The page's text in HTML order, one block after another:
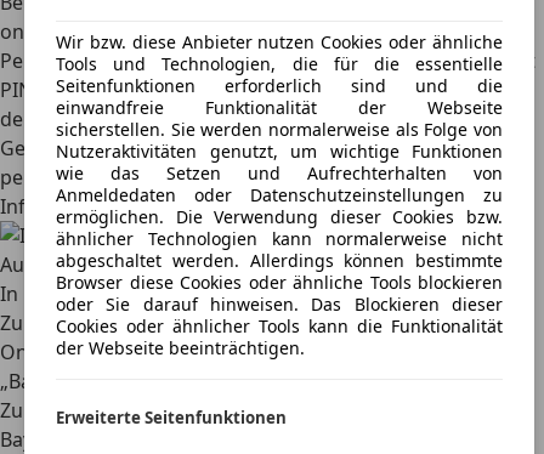
Wir bzw. diese Anbieter nutzen Cookies oder ähnliche
Tools und Technologien, die für die essentielle
Seitenfunktionen erforderlich sind und die
einwandfreie Funktionalität der Webseite
sicherstellen. Sie werden normalerweise als Folge von
Nutzeraktivitäten genutzt, um wichtige Funktionen
wie das Setzen und Aufrechterhalten von
Anmeldedaten oder Datenschutzeinstellungen zu
ermöglichen. Die Verwendung dieser Cookies bzw.
ähnlicher Technologien kann normalerweise nicht
abgeschaltet werden. Allerdings können bestimmte
Browser diese Cookies oder ähnliche Tools blockieren
oder Sie darauf hinweisen. Das Blockieren dieser
Cookies oder ähnlicher Tools kann die Funktionalität
der Webseite beeinträchtigen.
Erweiterte Seitenfunktionen
online ummelden
. Voraussetzung dafür ist ein
Personalausweis mit aktiver Online-Ausweisfunktion samt
PIN. Der PIN ist erhältlich durch ein Kartenlesegerät für
den Computer oder die kostenlose Ausweisapp. Die
Gebühren fallen in der Regel geringer aus und lassen sich
per EC- oder Kreditkarte bezahlen. Detaillierte
Informationen zu diesem Prozess gibt eshier.
Ausnahme Bayern
In Bayern gibt es eine vereinfachte Variante der Online-
Zulassung, die ohne Personalausweis mit aktivierter
Online-Ausweisfunktion auskommt. Dafür wird eine
„Bayern-ID” benötigt. Eine Übersicht der teilnehmenden
Zulassungsstellen gibt eshier. Beantragen lässt sich die
Bayern-ID